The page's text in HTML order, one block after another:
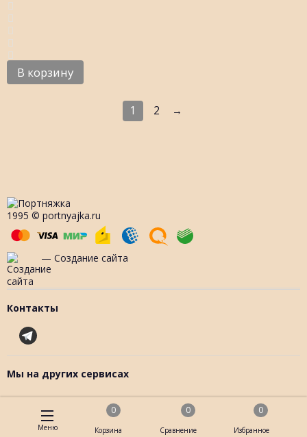
В корзину
1 2 →
1995 © portnyajka.ru
— Создание сайта
Контакты
Мы на других сервисах
Меню
0
Корзина
0
Сравнение
0
Избранное